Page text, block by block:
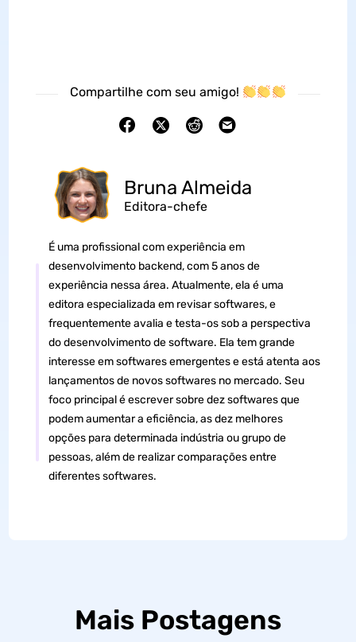
Compartilhe com seu amigo!
Bruna Almeida
Editora-chefe
É uma profissional com experiência em
desenvolvimento backend, com 5 anos de
experiência nessa área. Atualmente, ela é uma
editora especializada em revisar softwares, e
frequentemente avalia e testa-os sob a perspectiva
do desenvolvimento de software. Ela tem grande
interesse em softwares emergentes e está atenta aos
lançamentos de novos softwares no mercado. Seu
foco principal é escrever sobre dez softwares que
podem aumentar a eficiência, as dez melhores
opções para determinada indústria ou grupo de
pessoas, além de realizar comparações entre
diferentes softwares.
Mais Postagens